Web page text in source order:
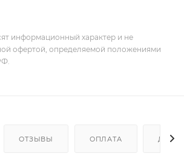
информационный характер и не
офертой, определяемой положениями
ОТЗЫВЫ ОПЛАТА